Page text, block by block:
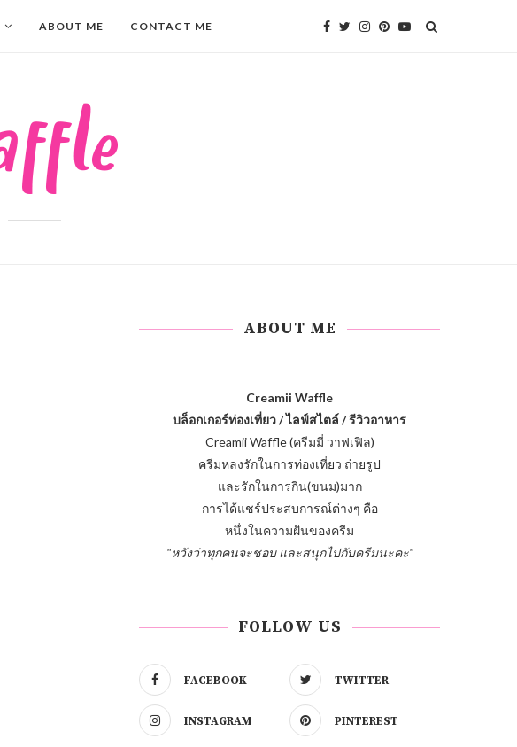
ABOUT ME CONTACT ME
ABOUT ME
Creamii Waffle
บล็อกเกอร์ท่องเที่ยว / ไลฟ์สไตล์ / รีวิวอาหาร
Creamii Waffle (ครีมมี่ วาฟเฟิล)
ครีมหลงรักในการท่องเที่ยว ถ่ายรูป
และรักในการกิน(ขนม)มาก
การได้แชร์ประสบการณ์ต่างๆ คือ
หนึ่งในความฝันของครีม
"หวังว่าทุกคนจะชอบ และสนุกไปกับครีมนะคะ"
FOLLOW US
FACEBOOK TWITTER
INSTAGRAM PINTEREST